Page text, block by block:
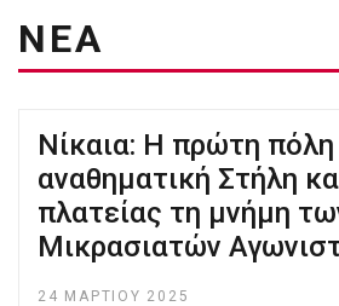
ΝΕΑ
Νίκαια: Η πρώτη
αναθηματική Στήλη
πλατείας τη μνήμη
Μικρασιατών
24 ΜΑΡΤΊΟΥ 2025